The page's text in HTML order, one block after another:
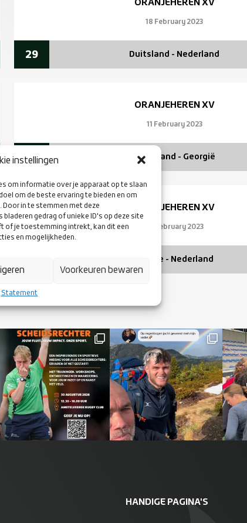
instellingen
om informatie over je apparaat op te slaan
om de beste ervaring te bieden en om
in te stemmen met deze
gedrag of unieke ID's op deze site
of je toestemming intrekt, kan dit een
en mogelijkheden.
Voorkeuren bewaren
Statement
ORANJEHEREN XV
18 February 2023
29 Duitsland - Nederland
ORANJEHEREN XV
11 February 2023
8 Nederland - Georgië
ORANJEHEREN XV
05 February 2023
Spanje - Nederland
HANDIGE PAGINA'S